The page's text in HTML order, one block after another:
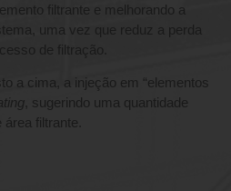
filtrante e melhorando a
uma vez que reduz a perda
de filtração.
a cima, a injeção em “elementos
, sugerindo uma quantidade
área filtrante.